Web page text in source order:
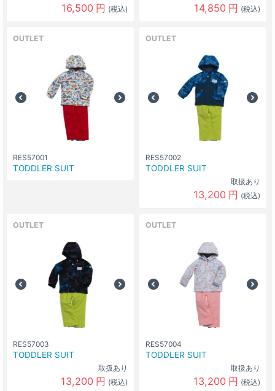
16,500 円 (税込) 14,850 円 (税込)
OUTLET
RES57001
TODDLER SUIT
OUTLET
RES57002
TODDLER SUIT
取扱あり
13,200 円 (税込)
OUTLET
RES57003
TODDLER SUIT
取扱あり
13,200 円 (税込)
OUTLET
RES57004
TODDLER SUIT
取扱あり
13,200 円 (税込)